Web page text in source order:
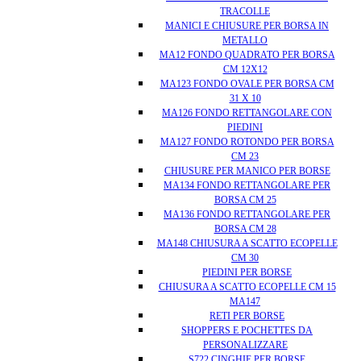
TRACOLLE
MANICI E CHIUSURE PER BORSA IN
METALLO
MA12 FONDO QUADRATO PER BORSA
CM 12X12
MA123 FONDO OVALE PER BORSA CM
31 X 10
MA126 FONDO RETTANGOLARE CON
PIEDINI
MA127 FONDO ROTONDO PER BORSA
CM 23
CHIUSURE PER MANICO PER BORSE
MA134 FONDO RETTANGOLARE PER
BORSA CM 25
MA136 FONDO RETTANGOLARE PER
BORSA CM 28
MA148 CHIUSURA A SCATTO ECOPELLE
CM 30
PIEDINI PER BORSE
CHIUSURA A SCATTO ECOPELLE CM 15
MA147
RETI PER BORSE
SHOPPERS E POCHETTES DA
PERSONALIZZARE